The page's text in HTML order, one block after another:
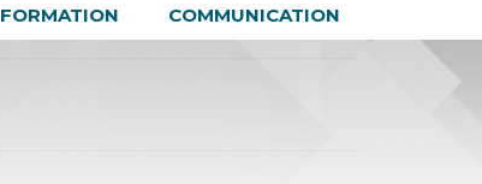
FORMATION COMMUNICATION